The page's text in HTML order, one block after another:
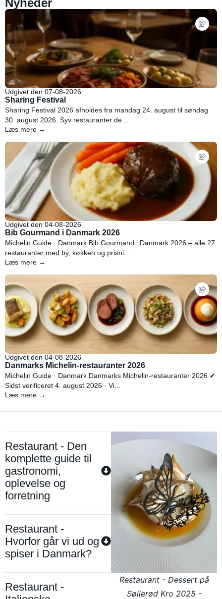
Udgivet den 07-08-2026
Sharing Festival
Sharing Festival 2026 afholdes fra mandag 24. august til søndag
30. august 2026. Syv restauranter de...
Læs mere →
Udgivet den 04-08-2026
Bib Gourmand i Danmark 2026
Michelin Guide · Danmark Bib Gourmand i Danmark 2026 – alle 27
restauranter med by, køkken og prisni...
Læs mere →
Udgivet den 04-08-2026
Danmarks Michelin-restauranter 2026
Michelin Guide · Danmark Danmarks Michelin-restauranter 2026 ✔
Sidst verificeret 4. august 2026 · Vi...
Læs mere →
Restaurant - Den
komplette guide til
gastronomi,
oplevelse og
forretning
Restaurant -
Hvorfor går vi ud og
spiser i Danmark?
Restaurant -
Restaurant - Dessert på
Søllerød Kro 2025 -